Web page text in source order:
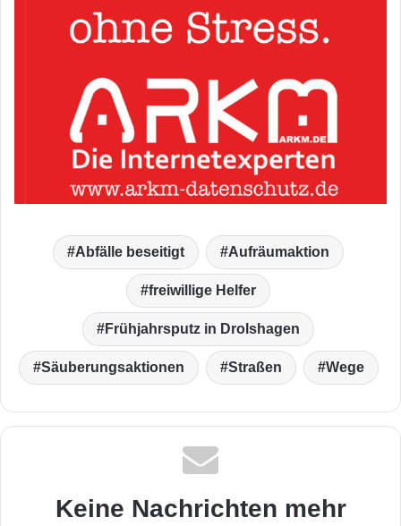
Abfälle beseitigt Aufräumaktion
freiwillige Helfer
Frühjahrsputz in Drolshagen
Säuberungsaktionen Straßen Wege
Keine Nachrichten mehr